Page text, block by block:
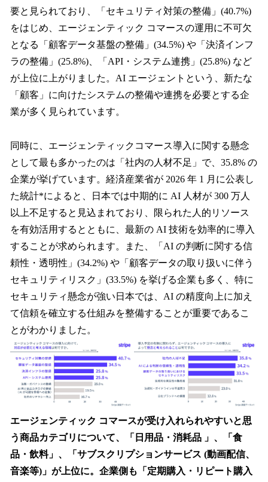
要と見られており、「セキュリティ対策の整備」(40.7%)
をはじめ、エージェンティック コマースの運用に不可欠
となる「顧客データ基盤の整備」(34.5%) や「決済インフ
ラの整備」(25.8%)、「API・システム連携」(25.8%) など
が上位に上がりました。AI エージェントという、新たな
「顧客」に向けたシステムの整備や連携を必要とする企
業が多く見られています。
同時に、エージェンティックコマース導入に関する懸念
として最も多かったのは「社内の人材不足」で、35.8% の
企業が挙げています。経済産業省が 2026 年 1 月に公表し
た統計*によると、日本では中期的に AI 人材が 300 万人
以上不足すると見込まれており、限られた人的リソース
を有効活用するとともに、最新の AI 技術を効率的に導入
することが求められます。また、「AI の判断に関する信
頼性・透明性」(34.2%) や「顧客データの取り扱いに伴う
セキュリティリスク」(33.5%) を挙げる企業も多く、特に
セキュリティ懸念が強い日本では、AI の精度向上に加え
て信頼を確立する仕組みを整備することが重要であるこ
とがわかりました。
エージェンティック コマースが受け入れられやすいと思
う商品カテゴリについて、「日用品・消耗品 」、「食
品・飲料」、「サブスクリプションサービス (動画配信、
音楽等)」が上位に。企業側も「定期購入・リピート購入